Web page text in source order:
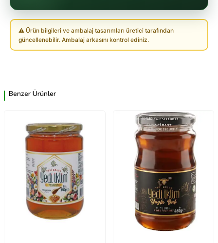
⚠ Ürün bilgileri ve ambalaj tasarımları üretici tarafından
güncellenebilir. Ambalaj arkasını kontrol ediniz.
Benzer Ürünler